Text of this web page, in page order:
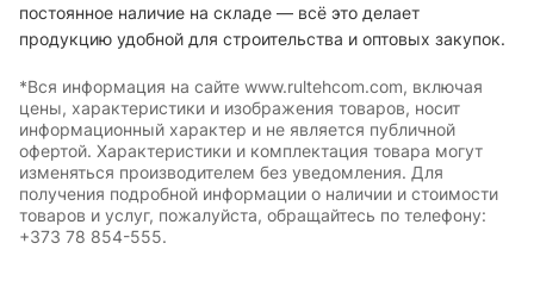
постоянное наличие на складе — всё это делает
продукцию удобной для строительства и оптовых закупок.
*Вся информация на сайте www.rultehcom.com, включая
цены, характеристики и изображения товаров, носит
информационный характер и не является публичной
офертой. Характеристики и комплектация товара могут
изменяться производителем без уведомления. Для
получения подробной информации о наличии и стоимости
товаров и услуг, пожалуйста, обращайтесь по телефону:
+373 78 854-555.